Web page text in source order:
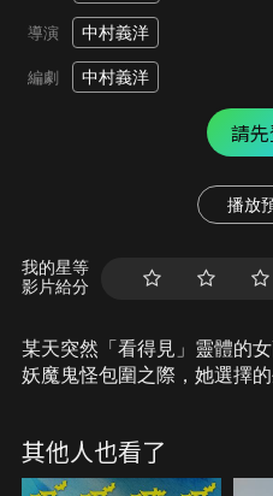
導演 中村義洋
編劇 中村義洋
請
播放
我的星等
影片給分
某天突然「看得見」靈體的
妖魔鬼怪包圍之際，她選擇
擇徹底無視！就在這時，班
老師代課。不知為何神秘的
其他人也看了